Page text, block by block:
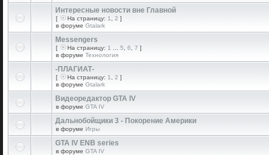
Интересные новости вне Главной
[ На страницу: 1 2 ]
в форуме Gtalark
Messengers
[ На страницу: 1 5 6 7 ]
в форуме Технология
-ПЛАГИАТ-
[ На страницу: 1 2 ]
в форуме Gtalark
Видеоредактор GTA IV
в форуме GTA IV
Дальнобойщики 3 - Покорение Америки
в форуме Игры
GTA IV ENB series
в форуме GTA IV